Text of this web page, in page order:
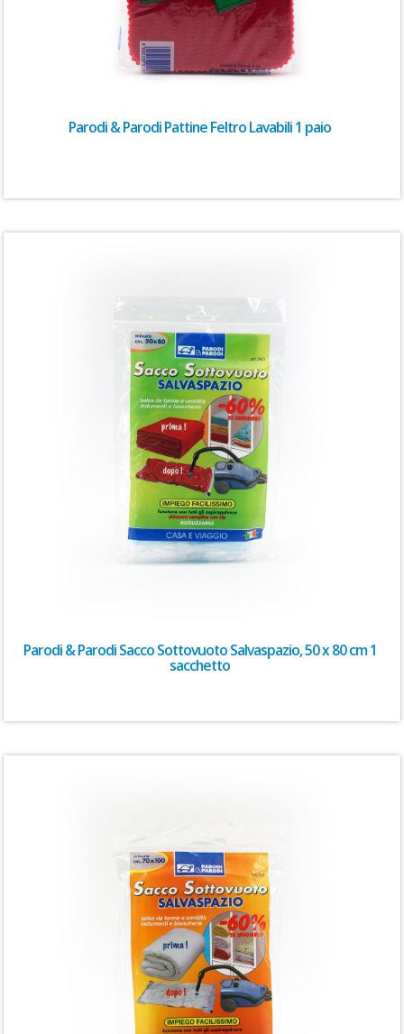
Parodi & Parodi Pattine Feltro Lavabili 1 paio
Parodi & Parodi Sacco Sottovuoto Salvaspazio, 50 x 80 cm 1
sacchetto